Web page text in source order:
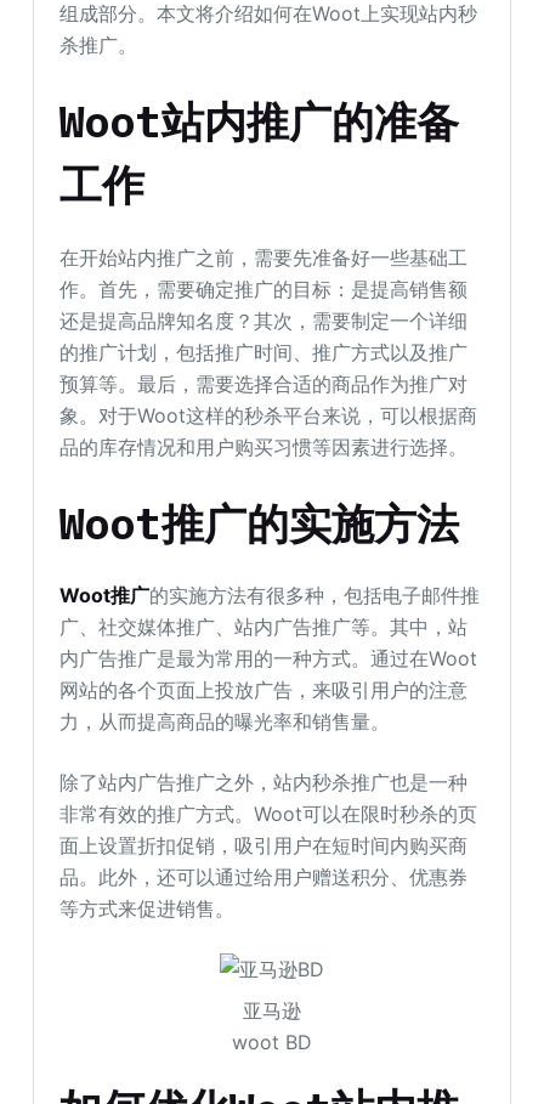
组成部分。本文将介绍如何在Woot上实现站内秒
杀推广。
Woot站内推广的准备
工作
在开始站内推广之前，需要先准备好一些基础工
作。首先，需要确定推广的目标：是提高销售额
还是提高品牌知名度？其次，需要制定一个详细
的推广计划，包括推广时间、推广方式以及推广
预算等。最后，需要选择合适的商品作为推广对
象。对于Woot这样的秒杀平台来说，可以根据商
品的库存情况和用户购买习惯等因素进行选择。
Woot推广的实施方法
Woot推广的实施方法有很多种，包括电子邮件推
广、社交媒体推广、站内广告推广等。其中，站
内广告推广是最为常用的一种方式。通过在Woot
网站的各个页面上投放广告，来吸引用户的注意
力，从而提高商品的曝光率和销售量。
除了站内广告推广之外，站内秒杀推广也是一种
非常有效的推广方式。Woot可以在限时秒杀的页
面上设置折扣促销，吸引用户在短时间内购买商
品。此外，还可以通过给用户赠送积分、优惠券
等方式来促进销售。
亚马逊
woot BD